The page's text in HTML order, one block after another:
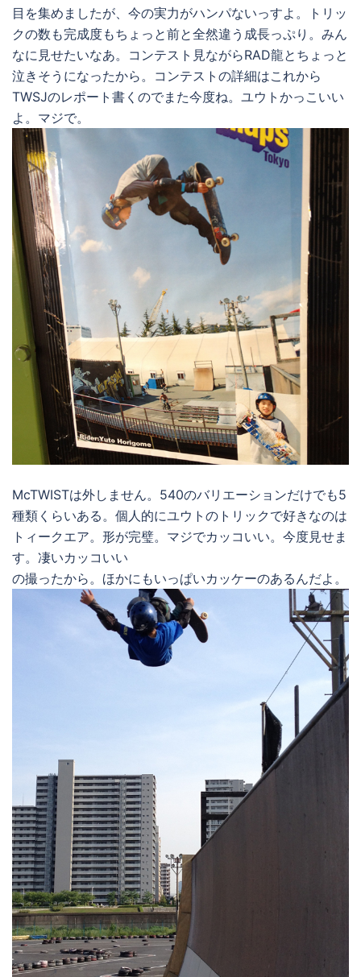
目を集めましたが、今の実力がハンパないっすよ。トリッ
クの数も完成度もちょっと前と全然違う成長っぷり。みん
なに見せたいなあ。コンテスト見ながらRAD龍とちょっと
泣きそうになったから。コンテストの詳細はこれから
TWSJのレポート書くのでまた今度ね。ユウトかっこいい
よ。マジで。
McTWISTは外しません。540のバリエーションだけでも5
種類くらいある。個人的にユウトのトリックで好きなのは
トィークエア。形が完璧。マジでカッコいい。今度見せま
す。凄いカッコいい
の撮ったから。ほかにもいっぱいカッケーのあるんだよ。